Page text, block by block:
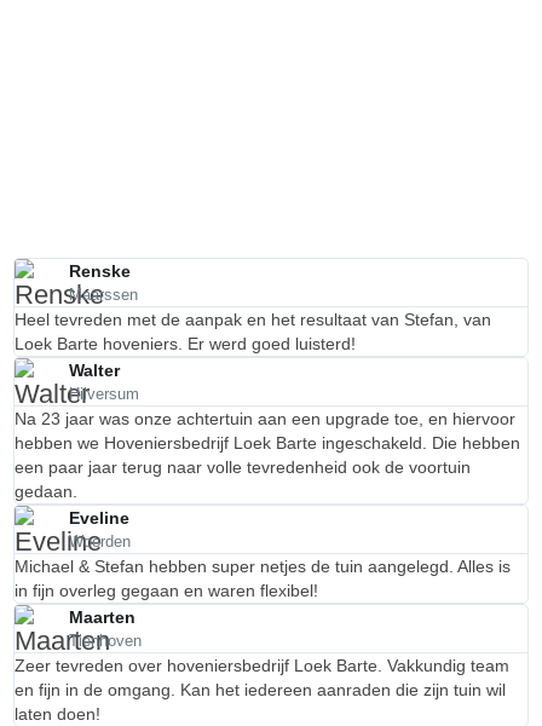
Renske
Maarssen
Heel tevreden met de aanpak en het resultaat van Stefan, van
Loek Barte hoveniers. Er werd goed luisterd!
Walter
Hilversum
Na 23 jaar was onze achtertuin aan een upgrade toe, en hiervoor
hebben we Hoveniersbedrijf Loek Barte ingeschakeld. Die hebben
een paar jaar terug naar volle tevredenheid ook de voortuin
gedaan.
Eveline
Woerden
Michael & Stefan hebben super netjes de tuin aangelegd. Alles is
in fijn overleg gegaan en waren flexibel!
Maarten
Tienhoven
Zeer tevreden over hoveniersbedrijf Loek Barte. Vakkundig team
en fijn in de omgang. Kan het iedereen aanraden die zijn tuin wil
laten doen!